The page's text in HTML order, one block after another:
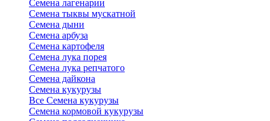
Семена лагенарии
Семена тыквы мускатной
Семена дыни
Семена арбуза
Семена картофеля
Семена лука порея
Семена лука репчатого
Семена дайкона
Семена кукурузы
Все Семена кукурузы
Семена кормовой кукурузы